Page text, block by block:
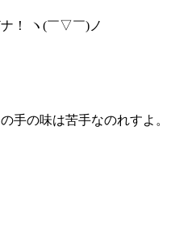
！ ヽ(￣▽￣)ノ
手の味は苦手なのれすよ。